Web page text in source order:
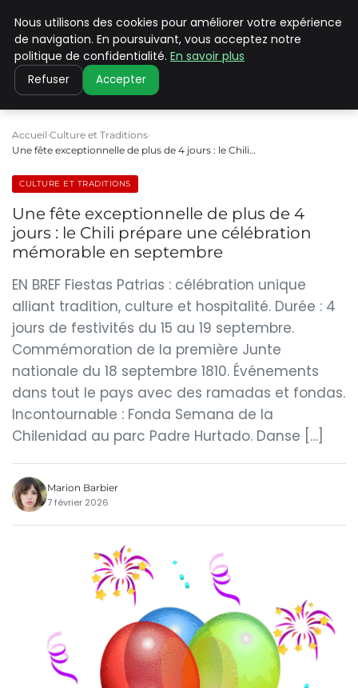
PILAT PATRIMOINES
Accueil Culture et Traditions
Une fête exceptionnelle de plus de 4 jours : le Chili…
CULTURE ET TRADITIONS
Une fête exceptionnelle de plus de 4
jours : le Chili prépare une célébration
mémorable en septembre
EN BREF Fiestas Patrias : célébration unique
alliant tradition, culture et hospitalité. Durée : 4
jours de festivités du 15 au 19 septembre.
Commémoration de la première Junte
nationale du 18 septembre 1810. Événements
dans tout le pays avec des ramadas et fondas.
Incontournable : Fonda Semana de la
Chilenidad au parc Padre Hurtado. Danse […]
Marion Barbier
7 février 2026
Nous utilisons des cookies pour améliorer votre expérience
de navigation. En poursuivant, vous acceptez notre
politique de confidentialité. En savoir plus
Refuser Accepter